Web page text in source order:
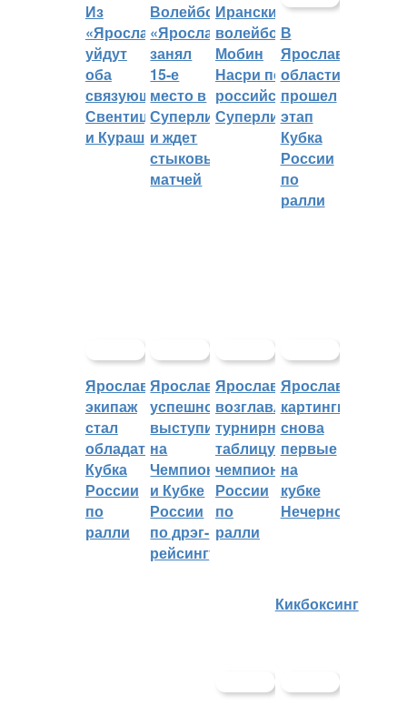
Из
«Ярославича»
уйдут
оба
связующих:
Свентицкис
и Кураш
Волейбольный
«Ярославич»
занял
15-е
место в
Суперлиге
и ждет
стыковых
матчей
Иранский
волейболист
Мобин
Насри покинет
российскую
Суперлигу
В
Ярославской
области
прошел
этап
Кубка
России
по
ралли
Ярославский
экипаж
стал
обладателем
Кубка
России
по
ралли
Ярославцы
успешно
выступили
на
Чемпионате
и Кубке
России
по дрэг-
рейсингу
Ярославцы
возглавляют
турнирную
таблицу
чемпионата
России
по
ралли
Ярославские
картингисты
снова
первые
на
кубке
Нечерноземья
Кикбоксинг